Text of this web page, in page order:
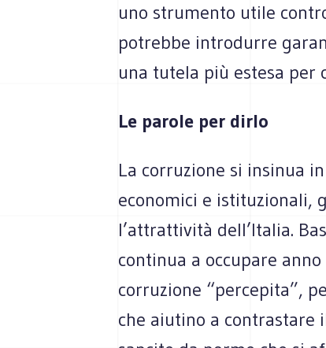
uno strumento utile
potrebbe introdurre
una tutela più estesa per
Le parole per dirlo
La corruzione si insinua
economici e istituzionali,
l’attrattività dell’Italia.
continua a occupare
corruzione “percepita”,
che aiutino a contrastare